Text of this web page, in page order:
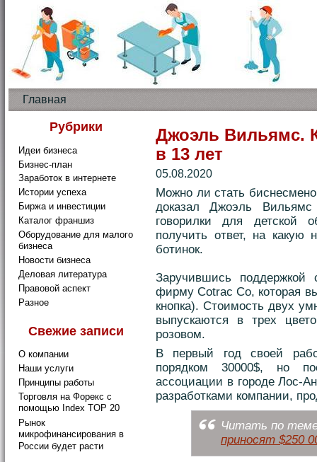
Главная
Рубрики
Идеи бизнеса
Бизнес-план
Заработок в интернете
Истории успеха
Биржа и инвестиции
Каталог франшиз
Оборудование для малого
бизнеса
Новости бизнеса
Деловая литература
Правовой аспект
Разное
Свежие записи
О компании
Наши услуги
Принципы работы
Торговля на Форекс с
помощью Index TOP 20
Рынок
микрофинансирования в
России будет расти
Джоэль Вильямс.
в 13 лет
05.08.2020
Можно ли стать
доказал Джоэль
говорилки для детской
получить ответ, на какую
ботинок.
Заручившись поддержкой
фирму Cotrac Co, которая
кнопка). Стоимость двух
выпускаются в трех
розовом.
В первый год своей
порядком 30000$, но
ассоциации в городе Лос-
разработками компании,
Читать по
приносят $250